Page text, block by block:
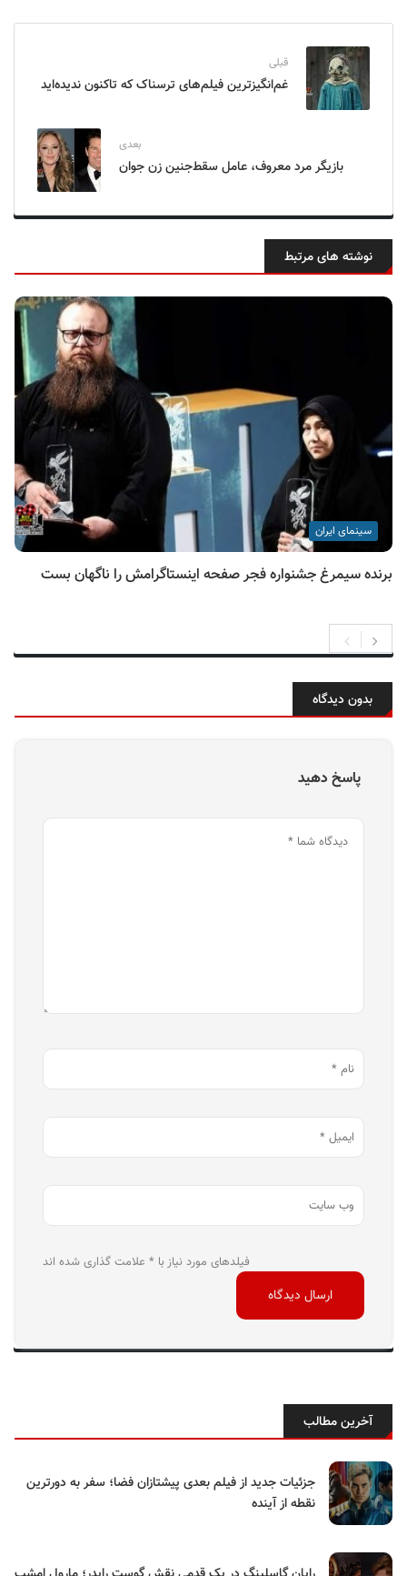
قبلی
غم‌انگیزترین فیلم‌های ترسناک که تاکنون ندیده‌اید
بعدی
بازیگر مرد معروف، عامل سقط‌جنین زن جوان
نوشته های مرتبط
سینمای ایران
برنده سیمرغ جشنواره فجر صفحه اینستاگرامش را ناگهان بست
بدون دیدگاه
پاسخ دهید
فیلدهای مورد نیاز با * علامت گذاری شده اند
آخرین مطالب
جزئیات جدید از فیلم بعدی پیشتازان فضا؛ سفر به دورترین
نقطه از آینده